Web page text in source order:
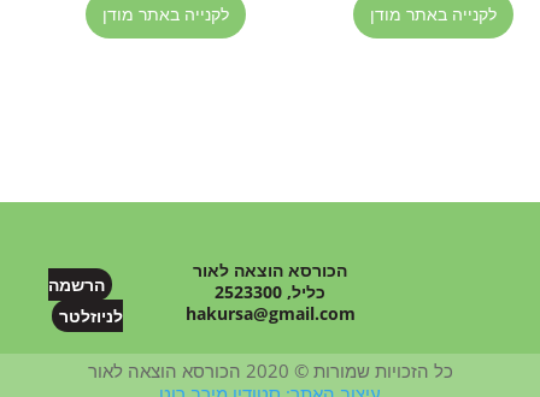
לקנייה באתר מודן לקנייה באתר מודן
הרשמה
לניוזלטר
הכורסא הוצאה לאור
כליל, 2523300
hakursa@gmail.com
כל הזכויות שמורות © 2020 הכורסא הוצאה לאור